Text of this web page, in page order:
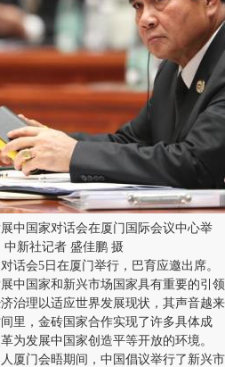
中国家对话会在厦门国际会议中心举
新社记者 盛佳鹏 摄
会5日在厦门举行，巴育应邀出席。
国家和新兴市场国家具有重要的引领
治理以适应世界发展现状，其声音越来
里，金砖国家合作实现了许多具体成
为发展中国家创造平等开放的环境。
门会晤期间，中国倡议举行了新兴市